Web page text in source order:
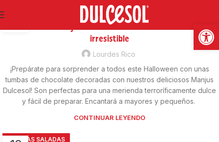
Tumbas de Manjus Dulcesol: Una receta de Halloween
irresistible
Lourdes Rico
¡Prepárate para sorprender a todos este Halloween con unas
tumbas de chocolate decoradas con nuestros deliciosos Manjus
Dulcesol! Son perfectas para una merienda terroríficamente dulce
y fácil de preparar. Encantará a mayores y pequeños.
CONTINUAR LEYENDO
RECETAS SALADAS